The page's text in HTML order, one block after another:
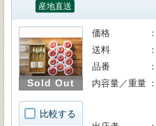
産地直送
Sold Out
比較する
価格
送料
品番
内容量／重量